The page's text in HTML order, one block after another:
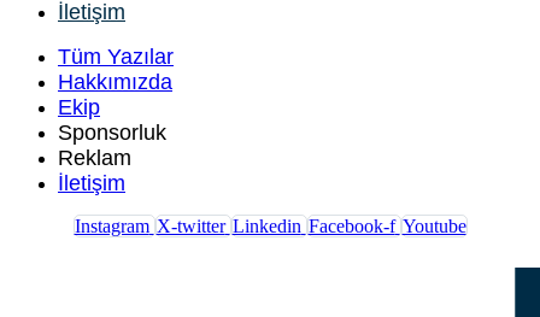
İletişim
Tüm Yazılar
Hakkımızda
Ekip
Sponsorluk
Reklam
İletişim
Instagram X-twitter Linkedin Facebook-f Youtube